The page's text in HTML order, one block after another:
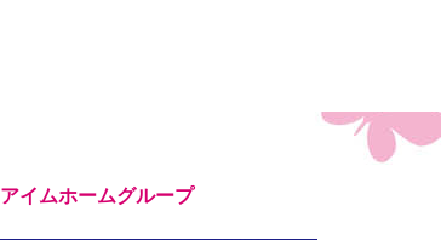
アイムホームグループ